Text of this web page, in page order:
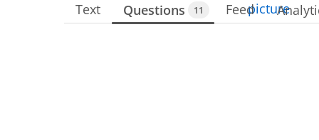
Text Questions 11 Feed